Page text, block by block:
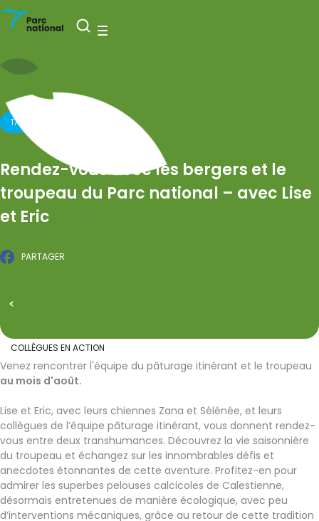
Parc national de l’Entre-Sambre-et-Meuse
Ouvrir la recherche
17 AOÛT 2026
Rendez-vous avec les bergers et le
troupeau du Parc national – avec Lise
et Eric
PARTAGER
Facebook
Tous les événements
COLLÈGUES EN ACTION
Venez rencontrer l'équipe du pâturage itinérant et le troupeau
au mois d'août.
Lise et Eric, avec leurs chiennes Zana et Sélénée, et leurs
collègues de l’équipe pâturage itinérant, vous donnent rendez-
vous entre deux transhumances. Découvrez la vie saisonnière
du troupeau et échangez sur les innombrables défis et
anecdotes étonnantes de cette aventure. Profitez-en pour
admirer les superbes pelouses calcicoles de Calestienne,
désormais entretenues de manière écologique, avec peu
d’interventions mécaniques, grâce au retour de cette tradition